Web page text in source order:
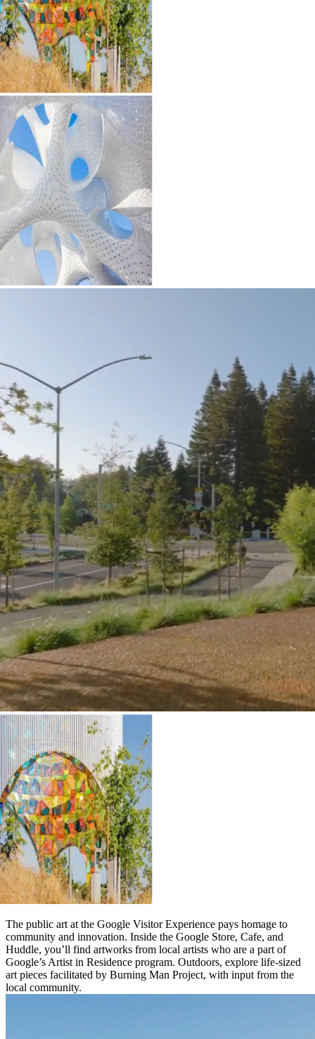
The public art at the Google Visitor Experience pays homage to
community and innovation. Inside the Google Store, Cafe, and
Huddle, you’ll find artworks from local artists who are a part of
Google’s Artist in Residence program. Outdoors, explore life-sized
art pieces facilitated by Burning Man Project, with input from the
local community.